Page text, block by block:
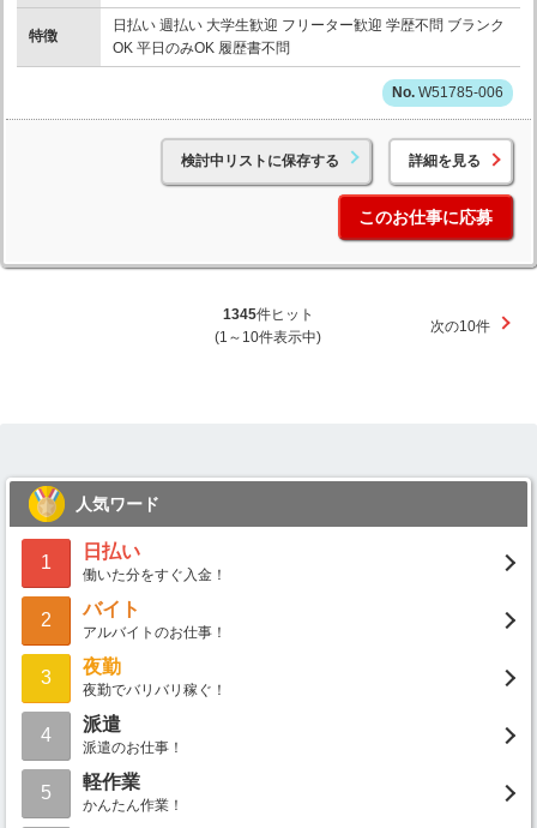
特徴
日払い 週払い 大学生歓迎 フリーター歓迎 学歴不問 ブランク
OK 平日のみOK 履歴書不問
W51785-006
検討中リストに保存する 詳細を見る
このお仕事に応募
1345件ヒット
(1～10件表示中)
次の10件
人気ワード
1
日払い
働いた分をすぐ入金！
2
バイト
アルバイトのお仕事！
3
夜勤
夜勤でバリバリ稼ぐ！
4
派遣
派遣のお仕事！
5
軽作業
かんたん作業！